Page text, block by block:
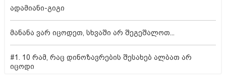
ადამიანი-გიგი
მანანა ვარ იცოდეთ, სხვაში არ შეგეშალოთ...
#1. 10 რამ, რაც დინოზავრების შესახებ ალბათ არ
იცოდი